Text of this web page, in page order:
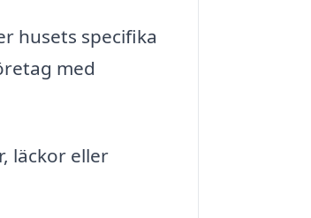
husets specifika
med
läckor eller